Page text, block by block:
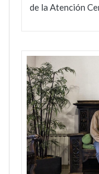
de la Atención